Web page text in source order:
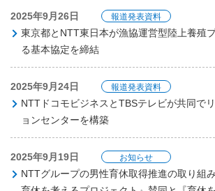
2025年9月26日 報道発表資料
東京都とNTT東日本が漁協運営型陸上養殖
る基本協定を締結
2025年9月24日 報道発表資料
NTTドコモビジネスとTBSテレビが共同で
ョンセンターを構築
2025年9月19日 お知らせ
NTTグループの男性育休取得推進の取り組